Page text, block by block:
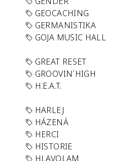
GEOCACHING
GERMANISTIKA
GOJA MUSIC HALL
GREAT RESET
GROOVIN´HIGH
H.E.A.T.
HARLEJ
HÁZENÁ
HERCI
HISTORIE
HLAVOLAM